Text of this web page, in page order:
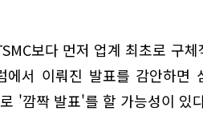
보다 먼저 업계 최초로 구체
서 이뤄진 발표를 감안하면
'깜짝 발표'를 할 가능성이 있